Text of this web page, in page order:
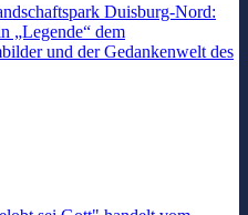
Duisburg-Nord:
„Legende“ dem
und der Gedankenwelt des